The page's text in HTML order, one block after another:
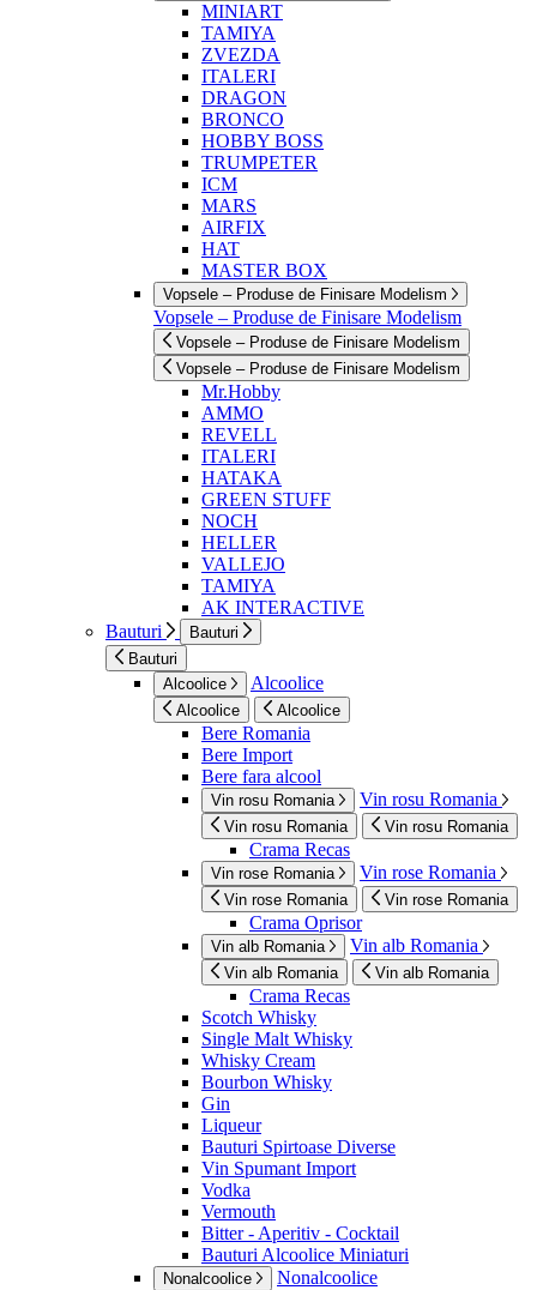
MINIART
TAMIYA
ZVEZDA
ITALERI
DRAGON
BRONCO
HOBBY BOSS
TRUMPETER
ICM
MARS
AIRFIX
HAT
MASTER BOX
Vopsele – Produse de Finisare Modelism
Vopsele – Produse de Finisare Modelism
Vopsele – Produse de Finisare Modelism
Vopsele – Produse de Finisare Modelism
Mr.Hobby
AMMO
REVELL
ITALERI
HATAKA
GREEN STUFF
NOCH
HELLER
VALLEJO
TAMIYA
AK INTERACTIVE
Bauturi
Bauturi
Bauturi
Alcoolice
Alcoolice
Alcoolice Alcoolice
Bere Romania
Bere Import
Bere fara alcool
Vin rosu Romania Vin rosu Romania
Vin rosu Romania Vin rosu Romania
Crama Recas
Vin rose Romania Vin rose Romania
Vin rose Romania Vin rose Romania
Crama Oprisor
Vin alb Romania Vin alb Romania
Vin alb Romania Vin alb Romania
Crama Recas
Scotch Whisky
Single Malt Whisky
Whisky Cream
Bourbon Whisky
Gin
Liqueur
Bauturi Spirtoase Diverse
Vin Spumant Import
Vodka
Vermouth
Bitter - Aperitiv - Cocktail
Bauturi Alcoolice Miniaturi
Nonalcoolice Nonalcoolice